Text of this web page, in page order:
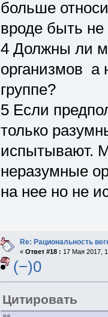
больше
вроде быть
4 Должны ли
организмов а
группе?
5 Если
только
испытывают.
неразумные
на нее но не
Re: Рациональность
« Ответ #18 : 17 Мая 2017,
(−)0
Цитировать